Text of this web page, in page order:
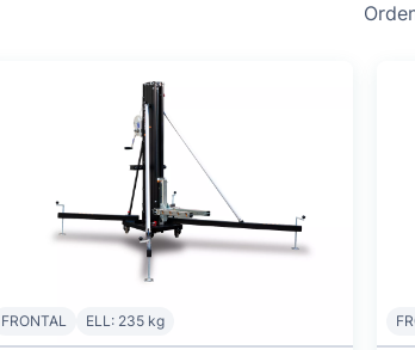
FRONTAL ELL: 235 kg